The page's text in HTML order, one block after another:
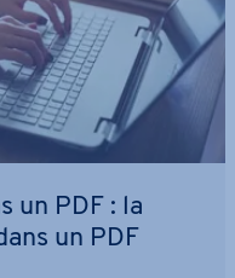
un PDF : la
un PDF